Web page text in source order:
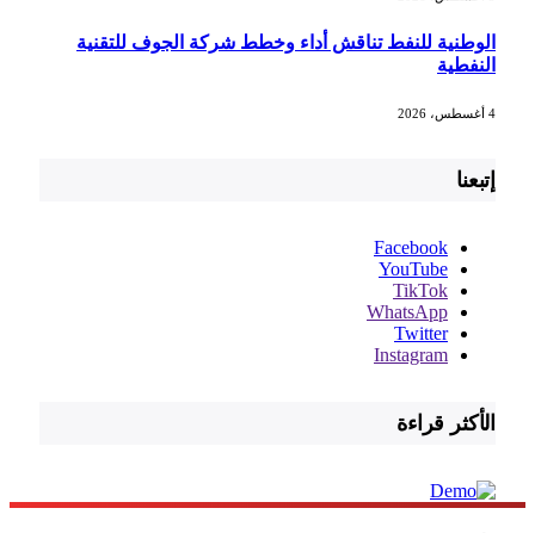
الوطنية للنفط تناقش أداء وخطط شركة الجوف للتقنية
النفطية
إتبعنا
Facebook
YouTube
TikTok
WhatsApp
Twitter
Instagram
الأكثر قراءة